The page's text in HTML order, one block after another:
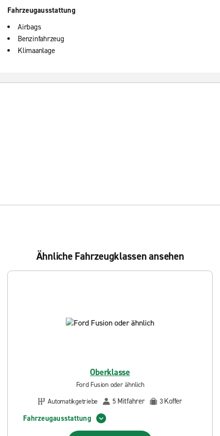
Fahrzeugausstattung
Airbags
Benzinfahrzeug
Klimaanlage
Ähnliche Fahrzeugklassen ansehen
Oberklasse
Ford Fusion oder ähnlich
Automatikgetriebe
5 Mitfahrer 3Koffer
Fahrzeugausstattung